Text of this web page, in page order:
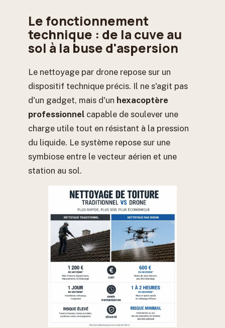
Le fonctionnement
technique : de la cuve au
sol à la buse d'aspersion
Le nettoyage par drone repose sur un
dispositif technique précis. Il ne s'agit pas
d'un gadget, mais d'un hexacoptère
professionnel capable de soulever une
charge utile tout en résistant à la pression
du liquide. Le système repose sur une
symbiose entre le vecteur aérien et une
station au sol.